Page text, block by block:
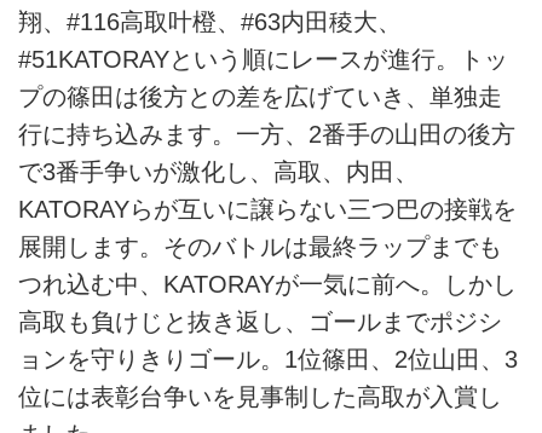
翔、#116高取叶橙、#63内田稜大、
#51KATORAYという順にレースが進行。トッ
プの篠田は後方との差を広げていき、単独走
行に持ち込みます。一方、2番手の山田の後方
で3番手争いが激化し、高取、内田、
KATORAYらが互いに譲らない三つ巴の接戦を
展開します。そのバトルは最終ラップまでも
つれ込む中、KATORAYが一気に前へ。しかし
高取も負けじと抜き返し、ゴールまでポジシ
ョンを守りきりゴール。1位篠田、2位山田、3
位には表彰台争いを見事制した高取が入賞し